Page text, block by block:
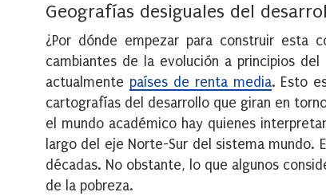
Geografías desiguales del
¿Por dónde empezar para construir esta
cambiantes de la evolución a principios
actualmente países de renta media. Esto
cartografías del desarrollo que giran en
el mundo académico hay quienes
largo del eje Norte-Sur del sistema mundo.
décadas. No obstante, lo que algunos
de la pobreza.